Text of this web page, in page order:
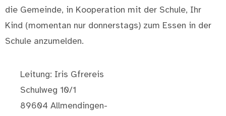
die Gemeinde, in Kooperation mit der Schule, Ihr
Kind (momentan nur donnerstags) zum Essen in der
Schule anzumelden.
Leitung: Iris Gfrereis
Schulweg 10/1
89604 Allmendingen-